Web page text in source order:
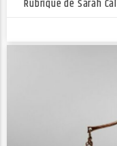
Rubrique de Sarah